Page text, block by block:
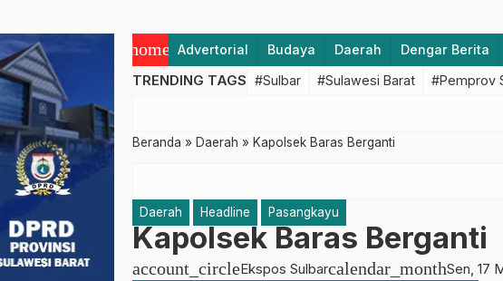
home Advertorial Budaya Daerah Dengar Berita
TRENDING TAGS #Sulbar #Sulawesi Barat #Pemprov
Beranda » Daerah » Kapolsek Baras Berganti
Daerah Headline Pasangkayu
Kapolsek Baras Berganti
account_circleEkspos Sulbarcalendar_monthSen, 17